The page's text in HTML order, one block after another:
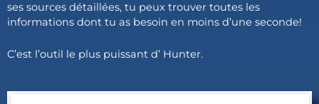
ses sources détaillées, tu peux trouver toutes les
informations dont tu as besoin en moins d’une seconde!
C’est l’outil le plus puissant d’ Hunter.